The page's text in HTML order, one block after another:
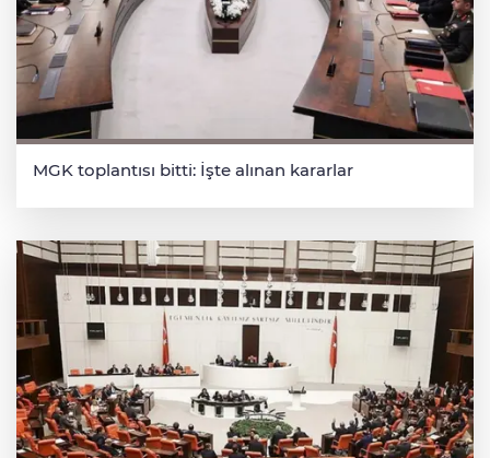
MGK toplantısı bitti: İşte alınan kararlar